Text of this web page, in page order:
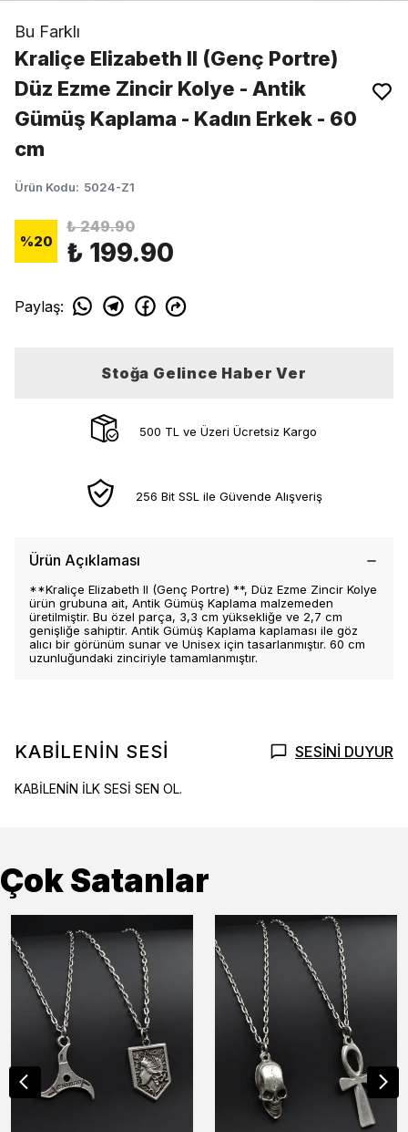
Bu Farklı
Kraliçe Elizabeth II (Genç Portre)
Düz Ezme Zincir Kolye - Antik
Gümüş Kaplama - Kadın Erkek - 60
cm
Ürün Kodu: 5024-Z1
%20
₺ 249.90
₺ 199.90
Paylaş:
Stoğa Gelince Haber Ver
500 TL ve Üzeri Ücretsiz Kargo
256 Bit SSL ile Güvende Alışveriş
Ürün Açıklaması
**Kraliçe Elizabeth II (Genç Portre) **, Düz Ezme Zincir Kolye
ürün grubuna ait, Antik Gümüş Kaplama malzemeden
üretilmiştir. Bu özel parça, 3,3 cm yüksekliğe ve 2,7 cm
genişliğe sahiptir. Antik Gümüş Kaplama kaplaması ile göz
alıcı bir görünüm sunar ve Unisex için tasarlanmıştır. 60 cm
uzunluğundaki zinciriyle tamamlanmıştır.
KABİLENİN SESİ SESİNİ DUYUR
KABİLENİN İLK SESİ SEN OL.
Çok Satanlar